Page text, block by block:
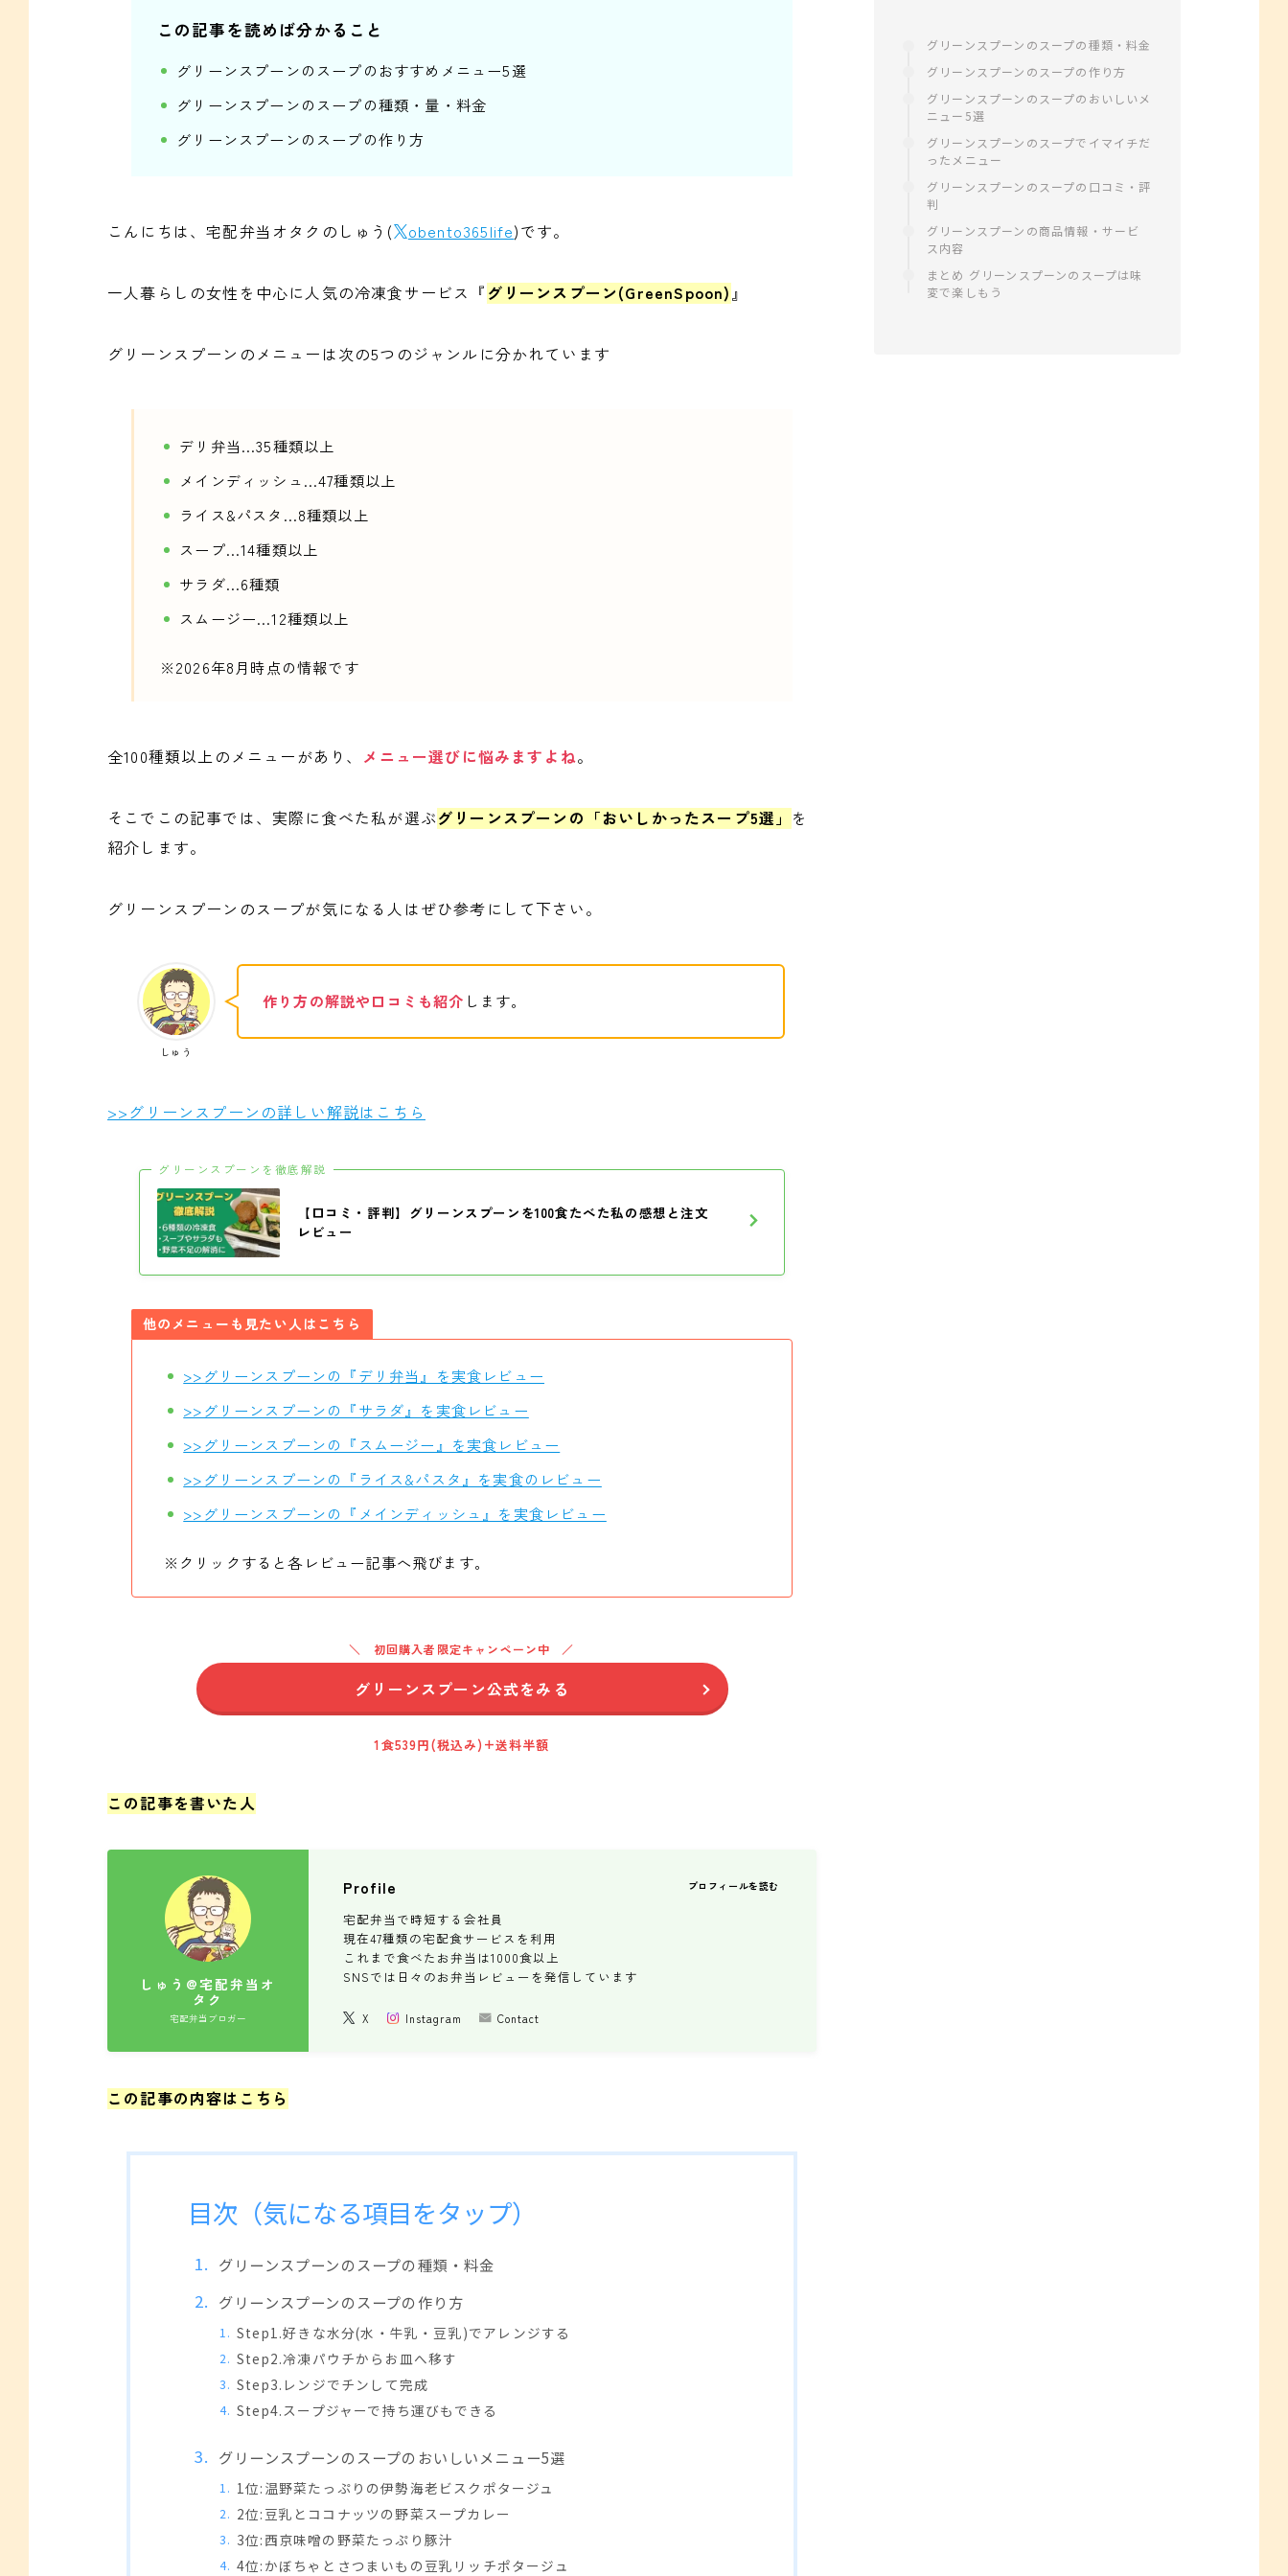
この記事を読めば分かること
グリーンスプーンのスープのおすすめメニュー5選
グリーンスプーンのスープの種類・量・料金
グリーンスプーンのスープの作り方
こんにちは、宅配弁当オタクのしゅう( obento365life)です。
一人暮らしの女性を中心に人気の冷凍食サービス『 グリーンスプーン(GreenSpoon) 』
グリーンスプーンのメニューは次の5つのジャンルに分かれています
デリ弁当…35種類以上
メインディッシュ…47種類以上
ライス&パスタ…8種類以上
スープ…14種類以上
サラダ…6種類
スムージー…12種類以上
※2026年8月時点の情報です
全100種類以上のメニューがあり、 メニュー選びに悩みますよね。
そこでこの記事では、実際に食べた私が選ぶグリーンスプーンの「おいしかったスープ5選」 を
紹介します。
グリーンスプーンのスープが気になる人はぜひ参考にして下さい。
しゅう
作り方の解説や口コミも紹介 します。
>>グリーンスプーンの詳しい解説はこちら
グリーンスプーンを徹底解説
【口コミ・評判】グリーンスプーンを100食たべた私の感想と注文
レビュー
他のメニューも見たい人はこちら
>>グリーンスプーンの『デリ弁当』を実食レビュー
>>グリーンスプーンの『サラダ』を実食レビュー
>>グリーンスプーンの『スムージー』を実食レビュー
>>グリーンスプーンの『ライス&パスタ』を実食のレビュー
>>グリーンスプーンの『メインディッシュ』を実食レビュー
※クリックすると各レビュー記事へ飛びます。
初回購入者限定キャンペーン中
グリーンスプーン公式をみる
1食539円(税込み)+送料半額
この記事を書いた人
しゅう@宅配弁当オ
タク
宅配弁当ブロガー
Profile
宅配弁当で時短する会社員
現在47種類の宅配食サービスを利用
これまで食べたお弁当は1000食以上
SNSでは日々のお弁当レビューを発信しています
プロフィールを読む
X Instagram Contact
この記事の内容はこちら
目次（気になる項目をタップ）
グリーンスプーンのスープの種類・料金
グリーンスプーンのスープの作り方
Step1.好きな水分(水・牛乳・豆乳)でアレンジする
Step2.冷凍パウチからお皿へ移す
Step3.レンジでチンして完成
Step4.スープジャーで持ち運びもできる
グリーンスプーンのスープのおいしいメニュー5選
1位:温野菜たっぷりの伊勢海老ビスクポタージュ
2位:豆乳とココナッツの野菜スープカレー
3位:西京味噌の野菜たっぷり豚汁
4位:かぼちゃとさつまいもの豆乳リッチポタージュ
グリーンスプーンのスープの種類・料金
グリーンスプーンのスープの作り方
グリーンスプーンのスープのおいしいメ
ニュー5選
グリーンスプーンのスープでイマイチだ
ったメニュー
グリーンスプーンのスープの口コミ・評
判
グリーンスプーンの商品情報・サービ
ス内容
まとめ グリーンスプーンのスープは味
変で楽しもう